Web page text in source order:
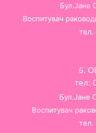
Бул.Јане
Воспитувач
тел.
6.
тел:
Бул.Јане
Воспитувач
тел.